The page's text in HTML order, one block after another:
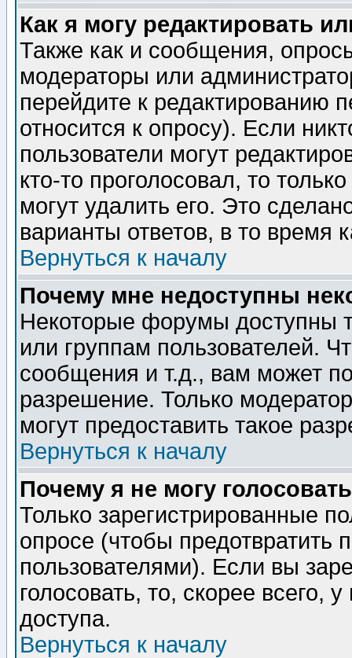
Как я могу редактировать
Также как и сообщения,
модераторы или
перейдите к редактированию
относится к опросу). Если
пользователи могут
кто-то проголосовал, то
могут удалить его. Это
варианты ответов, в то время
Вернуться к началу
Почему мне недоступны
Некоторые форумы доступны
или группам пользователей.
сообщения и т.д., вам может
разрешение. Только
могут предоставить такое
Вернуться к началу
Почему я не могу
Только зарегистрированные
опросе (чтобы предотвратить
пользователями). Если вы
голосовать, то, скорее всего,
доступа.
Вернуться к началу